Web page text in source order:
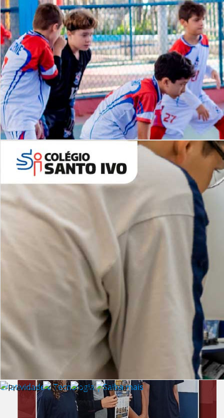
Desafios | Saiba mais
Criatividade e Tecnologia | Saiba mais
NOSSOCANAL